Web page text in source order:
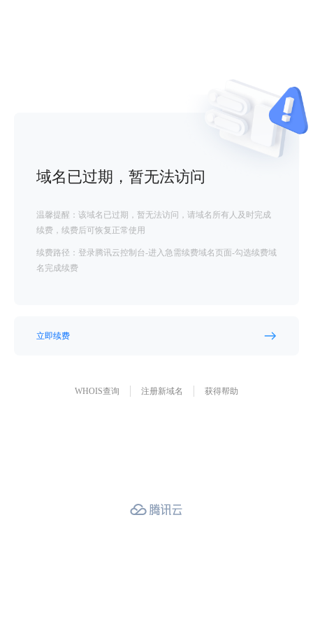
域名已过期，暂无法访问
温馨提醒：该域名已过期，暂无法访问，请域名所有人及时完成
续费，续费后可恢复正常使用
续费路径：登录腾讯云控制台-进入急需续费域名页面-勾选续费域
名完成续费
立即续费
WHOIS查询 注册新域名 获得帮助